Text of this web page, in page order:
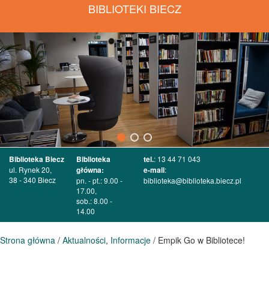
BIBLIOTEKI BIECZ
Biblioteka Biecz
ul. Rynek 20,
38 - 340 Biecz
Biblioteka
główna:
pn. - pt.: 9.00 -
17.00,
sob.: 8.00 -
14.00
tel.: 13 44 71 043
e-mail:
biblioteka@biblioteka.biecz.pl
Strona główna / Aktualności, Informacje / Empik Go w Bibliotece!